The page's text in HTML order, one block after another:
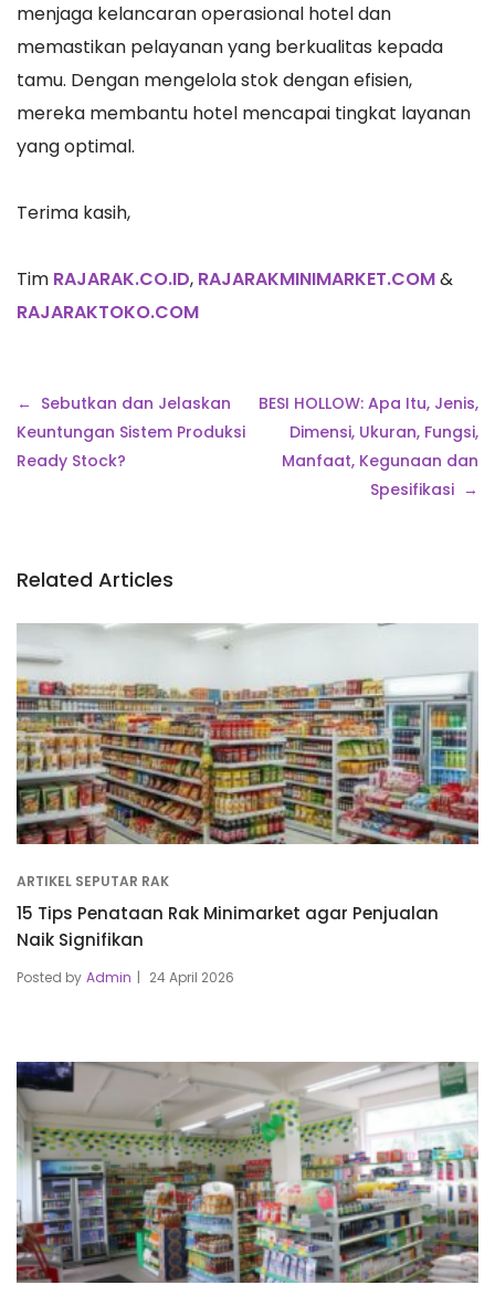
menjaga kelancaran operasional hotel dan
memastikan pelayanan yang berkualitas kepada
tamu. Dengan mengelola stok dengan efisien,
mereka membantu hotel mencapai tingkat layanan
yang optimal.
Terima kasih,
Tim RAJARAK.CO.ID, RAJARAKMINIMARKET.COM&
RAJARAKTOKO.COM
Navigasi
pos
Sebutkan dan Jelaskan
Keuntungan Sistem Produksi
Ready Stock?
BESI HOLLOW: Apa Itu, Jenis,
Dimensi, Ukuran, Fungsi,
Manfaat, Kegunaan dan
Spesifikasi
Related Articles
ARTIKEL SEPUTAR RAK
15 Tips Penataan Rak Minimarket agar Penjualan
Naik Signifikan
Posted by Admin 24 April 2026